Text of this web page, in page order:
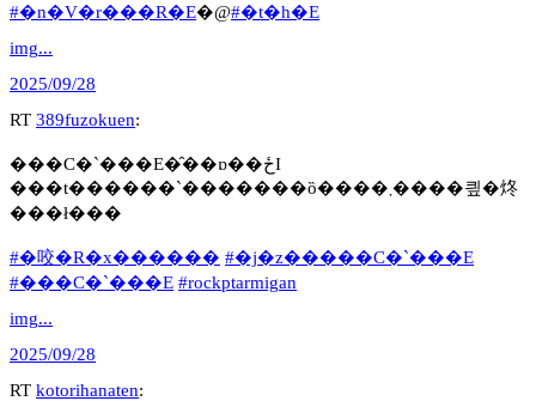
#�n�V�r���R�E�@#�t�h�E
img...
2025/09/28
RT 389fuzokuen:
���C�`���E�̑��ɒ��ځI
���t������`�������ȍ����܂����킢�炵
���ł���
#�咬�R�x������ #�j�z�����C�`���E
#���C�`���E #rockptarmigan
img...
2025/09/28
RT kotorihanaten: